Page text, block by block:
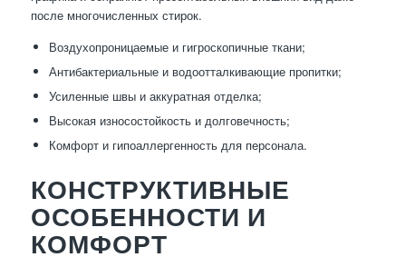
после многочисленных стирок.
Воздухопроницаемые и гигроскопичные ткани;
Антибактериальные и водоотталкивающие пропитки;
Усиленные швы и аккуратная отделка;
Высокая износостойкость и долговечность;
Комфорт и гипоаллергенность для персонала.
КОНСТРУКТИВНЫЕ
ОСОБЕННОСТИ И
КОМФОРТ